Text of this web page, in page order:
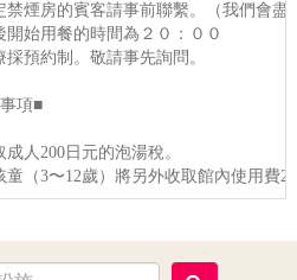
禁煙房的賓客請事前聯繫。（我們會
開始用餐的時間為２０：００
採預約制。敬請事先詢問。
項■
成人200日元的泡湯稅。
童（3〜12歲）將另外收取館內使用費